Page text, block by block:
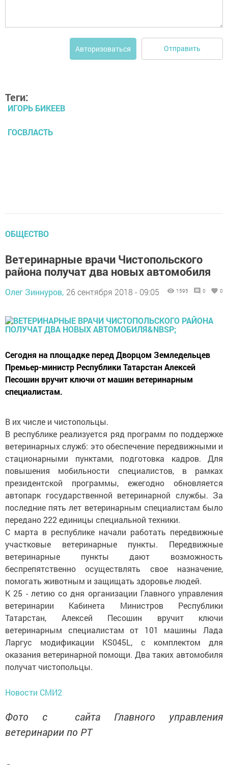
Авторизоваться Отправить
Теги:
ИГОРЬ БИКЕЕВ
ГОСВЛАСТЬ
ОБЩЕСТВО
Ветеринарные врачи Чистопольского
района получат два новых автомобиля
Олег Зиннуров, 26 сентября 2018 - 09:05 1595 0 0
Сегодня на площадке перед Дворцом Земледельцев
Премьер-министр Республики Татарстан Алексей
Песошин вручит ключи от машин ветеринарным
специалистам.
В их числе и чистопольцы.
В республике реализуется ряд программ по поддержке
ветеринарных служб: это обеспечение передвижными и
стационарными пунктами, подготовка кадров. Для
повышения мобильности специалистов, в рамках
президентской программы, ежегодно обновляется
автопарк государственной ветеринарной службы. За
последние пять лет ветеринарным специалистам было
передано 222 единицы специальной техники.
С марта в республике начали работать передвижные
участковые ветеринарные пункты. Передвижные
ветеринарные пункты дают возможность
беспрепятственно осуществлять свое назначение,
помогать животным и защищать здоровье людей.
К 25 - летию со дня организации Главного управления
ветеринарии Кабинета Министров Республики
Татарстан, Алексей Песошин вручит ключи
ветеринарным специалистам от 101 машины Лада
Ларгус модификации KS045L, с комплектом для
оказания ветеринарной помощи. Два таких автомобиля
получат чистопольцы.
Новости СМИ2
Фото с сайта Главного управления
ветеринарии по РТ